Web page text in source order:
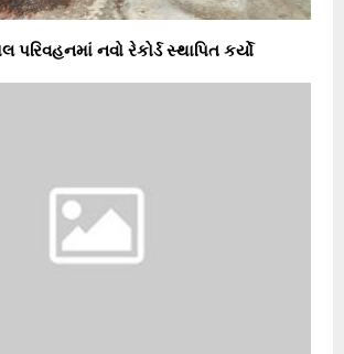
પરિવહનમાં નવો રેકોર્ડ સ્થાપિત કર્યો